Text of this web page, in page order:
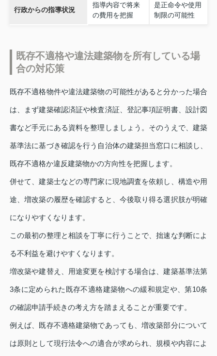
行政からの指導状況
指導内容で将来
の費用を把握
是正命令や使用
制限の可能性
既存不適格や違法建築物を所有している場
合の対応策
既存不適格物件や違法建築物の可能性があると分かった場合
は、まず建築確認済証や検査済証、登記事項証明書、設計図
書など手元にある資料を整理しましょう。そのうえで、建築
基準法に基づき確認を行う自治体の建築担当窓口に相談し、
既存不適格か違反建築物かの方向性を把握します。
併せて、建築士などの専門家に現地調査を依頼し、構造や用
途、増改築の履歴を確認すると、今後取り得る選択肢が明確
になりやすくなります。
この最初の整理と相談を丁寧に行うことで、拙速な判断によ
る不利益を避けやすくなります。
増改築や建替え、用途変更を検討する場合は、建築基準法第
3条に定められた既存不適格建築物への緩和規定や、第10条
の確認申請手続きの考え方を踏まえることが重要です。
例えば、既存不適格建築物であっても、増改築部分について
は原則として現行法令への適合が求められ、規模や内容によ